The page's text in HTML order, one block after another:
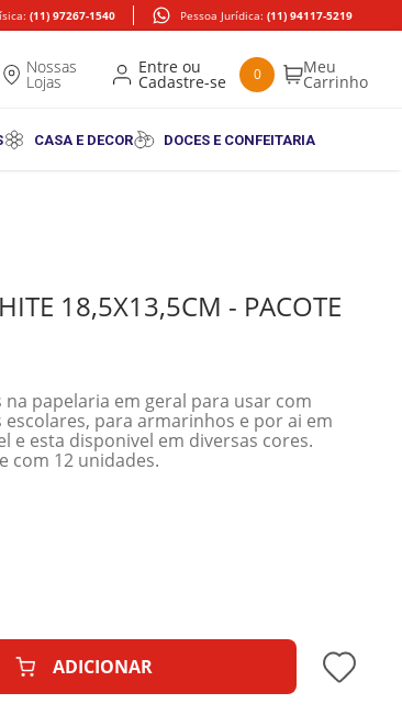
(11) 97267-1540 Pessoa Jurídica: (11) 94117-5219
Nossas
Lojas 0
CASA E DECOR DOCES E CONFEITARIA
18,5X13,5CM - PACOTE
papelaria em geral para usar com
para armarinhos e por ai em
e esta disponivel em diversas cores.
com 12 unidades.
ADICIONAR